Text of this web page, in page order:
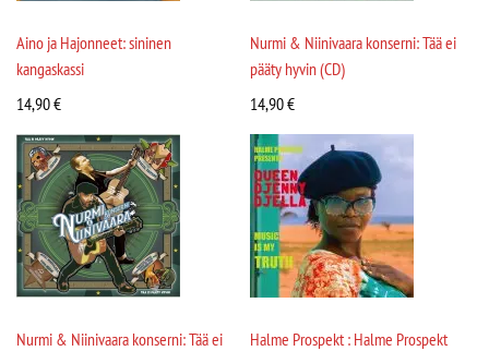
Aino ja Hajonneet: sininen
kangaskassi
14,90€
Nurmi & Niinivaara konserni: Tää ei
pääty hyvin (CD)
14,90€
Nurmi & Niinivaara konserni: Tää ei
Halme Prospekt : Halme Prospekt